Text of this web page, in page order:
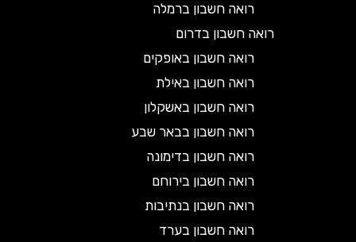
רואה חשבון ברמלה
רואה חשבון בדרום
רואה חשבון באופקים
רואה חשבון באילת
רואה חשבון באשקלון
רואה חשבון בבאר שבע
רואה חשבון בדימונה
רואה חשבון בירוחם
רואה חשבון בנתיבות
רואה חשבון בערד